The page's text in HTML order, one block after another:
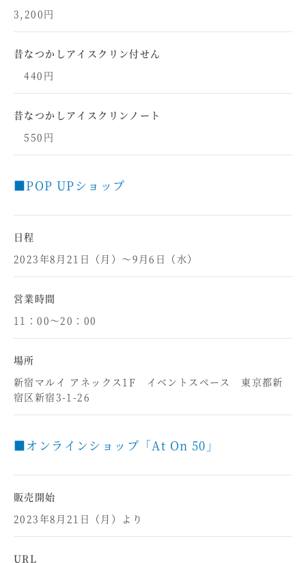
3,200円
昔なつかしアイスクリン付せん
440円
昔なつかしアイスクリンノート
550円
■POP UPショップ
日程
2023年8月21日（月）～9月6日（水）
営業時間
11：00～20：00
場所
新宿マルイ アネックス1F イベントスペース 東京都新
宿区新宿3-1-26
■オンラインショップ「At On 50」
販売開始
2023年8月21日（月）より
URL